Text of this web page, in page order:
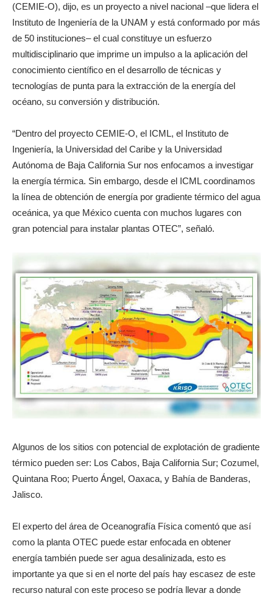
(CEMIE-O), dijo, es un proyecto a nivel nacional –que lidera el
Instituto de Ingeniería de la UNAM y está conformado por más
de 50 instituciones– el cual constituye un esfuerzo
multidisciplinario que imprime un impulso a la aplicación del
conocimiento científico en el desarrollo de técnicas y
tecnologías de punta para la extracción de la energía del
océano, su conversión y distribución.
“Dentro del proyecto CEMIE-O, el ICML, el Instituto de
Ingeniería, la Universidad del Caribe y la Universidad
Autónoma de Baja California Sur nos enfocamos a investigar
la energía térmica. Sin embargo, desde el ICML coordinamos
la línea de obtención de energía por gradiente térmico del agua
oceánica, ya que México cuenta con muchos lugares con
gran potencial para instalar plantas OTEC”, señaló.
Algunos de los sitios con potencial de explotación de gradiente
térmico pueden ser: Los Cabos, Baja California Sur; Cozumel,
Quintana Roo; Puerto Ángel, Oaxaca, y Bahía de Banderas,
Jalisco.
El experto del área de Oceanografía Física comentó que así
como la planta OTEC puede estar enfocada en obtener
energía también puede ser agua desalinizada, esto es
importante ya que si en el norte del país hay escasez de este
recurso natural con este proceso se podría llevar a donde